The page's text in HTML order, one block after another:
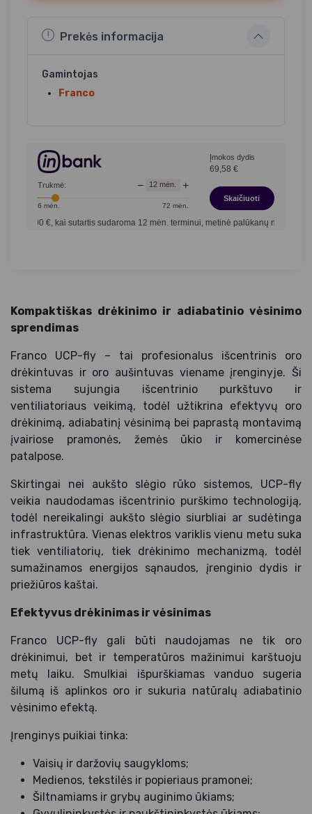
Prekės informacija
Gamintojas
Franco
Trukmė: − 12 mėn. +
6 mėn. 72 mėn.
Įmokos dydis
69,58 €
Skaičiuoti
€, kai sutartis sudaroma12mėn. terminui, metinė palūkanų norma –
Kompaktiškas drėkinimo ir adiabatinio vėsinimo
sprendimas
Franco UCP-fly – tai profesionalus išcentrinis oro
drėkintuvas ir oro aušintuvas viename įrenginyje. Ši
sistema sujungia išcentrinio purkštuvo ir
ventiliatoriaus veikimą, todėl užtikrina efektyvų oro
drėkinimą, adiabatinį vėsinimą bei paprastą montavimą
įvairiose pramonės, žemės ūkio ir komercinėse
patalpose.
Skirtingai nei aukšto slėgio rūko sistemos, UCP-fly
veikia naudodamas išcentrinio purškimo technologiją,
todėl nereikalingi aukšto slėgio siurbliai ar sudėtinga
infrastruktūra. Vienas elektros variklis vienu metu suka
tiek ventiliatorių, tiek drėkinimo mechanizmą, todėl
sumažinamos energijos sąnaudos, įrenginio dydis ir
priežiūros kaštai.
Efektyvus drėkinimas ir vėsinimas
Franco UCP-fly gali būti naudojamas ne tik oro
drėkinimui, bet ir temperatūros mažinimui karštuoju
metų laiku. Smulkiai išpurškiamas vanduo sugeria
šilumą iš aplinkos oro ir sukuria natūralų adiabatinio
vėsinimo efektą.
Įrenginys puikiai tinka:
Vaisių ir daržovių saugykloms;
Medienos, tekstilės ir popieriaus pramonei;
Šiltnamiams ir grybų auginimo ūkiams;